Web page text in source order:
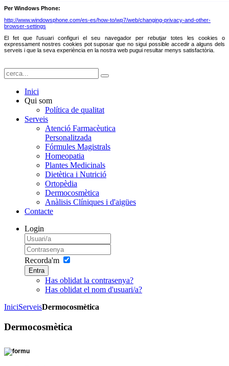
Per Windows Phone:
http://www.windowsphone.com/es-es/how-to/wp7/web/changing-privacy-and-other-
browser-settings
El fet que l'usuari configuri el seu navegador per rebutjar totes les cookies o
expressament nostres cookies pot suposar que no sigui possible accedir a alguns dels
serveis i que la seva experiència en la nostra web pugui resultar menys satisfactòria.
Inici
Qui som
Política de qualitat
Serveis
Atenció Farmacèutica
Personalitzada
Fórmules Magistrals
Homeopatia
Plantes Medicinals
Dietètica i Nutrició
Ortopèdia
Dermocosmètica
Anàlisis Clíniques i d'aigües
Contacte
Login
Recorda'm
Entra
Has oblidat la contrasenya?
Has oblidat el nom d'usuari/a?
IniciServeisDermocosmètica
Dermocosmètica